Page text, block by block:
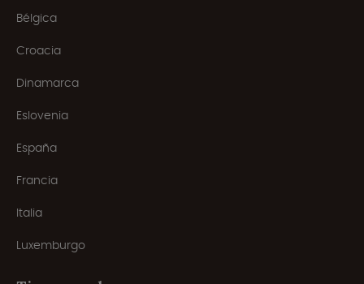
Bélgica
Croacia
Dinamarca
Eslovenia
España
Francia
Italia
Luxemburgo